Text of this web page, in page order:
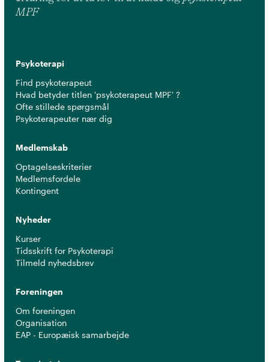
MPF
Psykoterapi
Find psykoterapeut
Hvad betyder titlen 'psykoterapeut MPF' ?
Ofte stillede spørgsmål
Psykoterapeuter nær dig
Medlemskab
Optagelseskriterier
Medlemsfordele
Kontingent
Nyheder
Kurser
Tidsskrift for Psykoterapi
Tilmeld nyhedsbrev
Foreningen
Om foreningen
Organisation
EAP - Europæisk samarbejde